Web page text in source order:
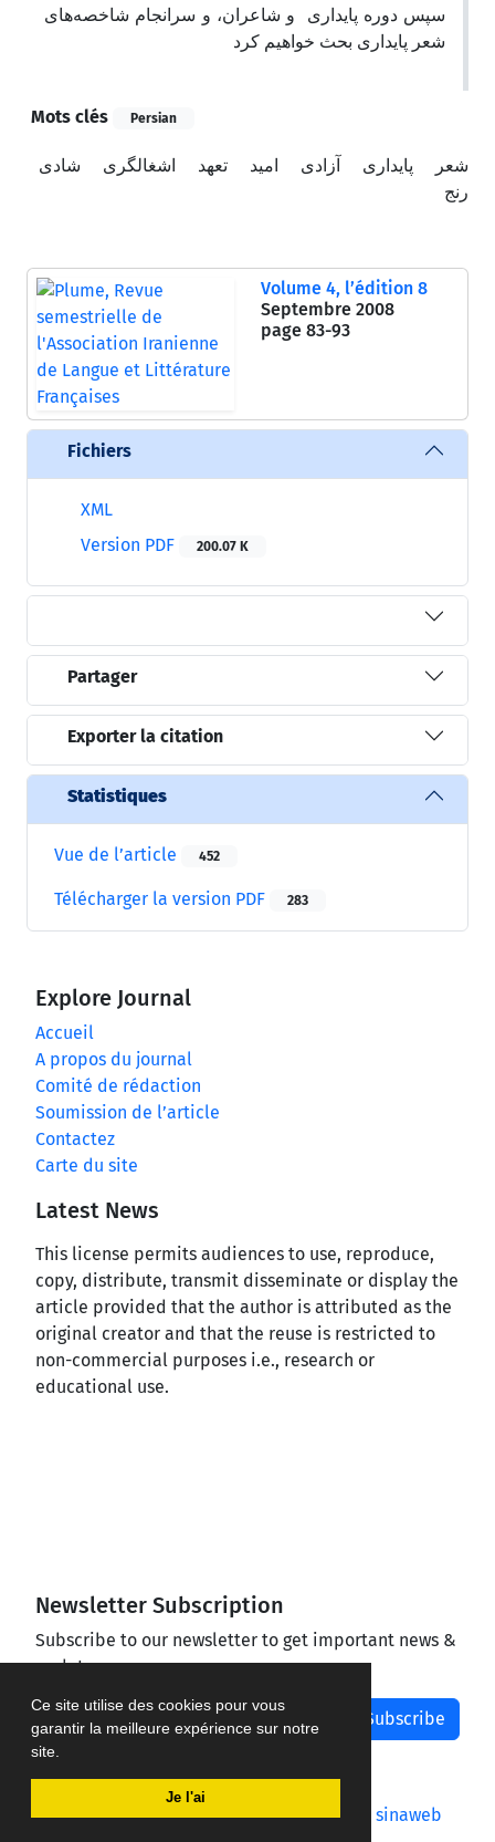
Ce site utilise des cookies pour vous
garantir la meilleure expérience sur notre
site.
Je l'ai
سپس دوره پایداری و شاعران، و سرانجام شاخصه‌های
شعر پایداری بحث خواهیم کرد
Mots clés Persian
شعر پایداری آزادی امید تعهد اشغالگری
شادی
رنج
Volume 4, l’édition 8
Septembre 2008
page 83-93
Fichiers
XML
Version PDF
200.07 K
Partager
Exporter la citation
Statistiques
Vue de l’article 452
Télécharger la version PDF 283
Explore Journal
Accueil
A propos du journal
Comité de rédaction
Soumission de l’article
Contactez
Carte du site
Latest News
This license permits audiences to use, reproduce,
copy, distribute, transmit disseminate or display the
article provided that the author is attributed as the
original creator and that the reuse is restricted to
non-commercial purposes i.e., research or
educational use.
Newsletter Subscription
Subscribe to our newsletter to get important news &
updates
Subscribe
Journal management system.designed by sinaweb